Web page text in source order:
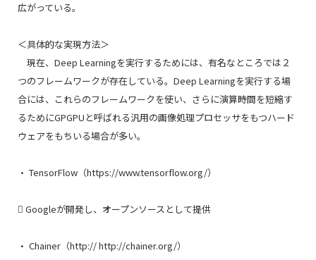
広がっている。
＜具体的な実現方法＞
現在、Deep Learningを実行するためには、有名なところでは２
つのフレームワークが存在している。Deep Learningを実行する場
合には、これらのフレームワークを使い、さらに演算時間を短縮す
るためにGPGPUと呼ばれる汎用の画像処理プロセッサをもつハード
ウェアをもちいる場合が多い。
・ TensorFlow（https://www.tensorflow.org/）
 Googleが開発し、オープンソースとして提供
・ Chainer（http:// http://chainer.org/）